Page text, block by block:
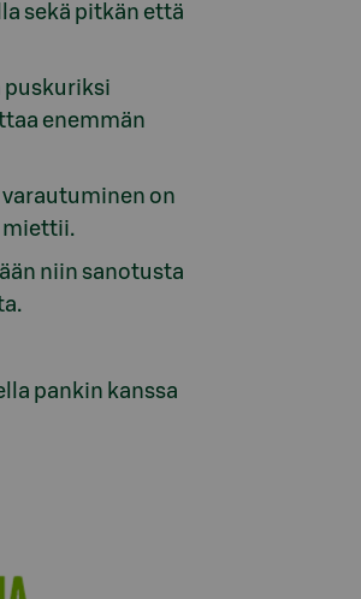
sekä pitkän että
puskuriksi
enemmän
varautuminen on
miettii.
niin sanotusta
pankin kanssa